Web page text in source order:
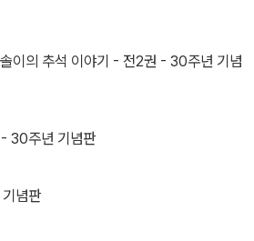
이의 추석 이야기 - 전2권 - 30주년 기념
30주년 기념판
념판